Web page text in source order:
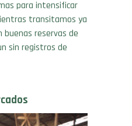
reservas de
sin registros de